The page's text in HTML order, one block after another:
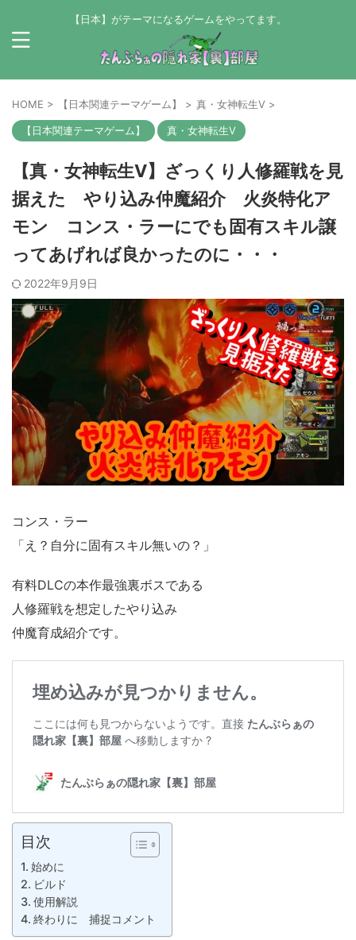
【日本】がテーマになるゲームをやってます。
HOME > 【日本関連テーマゲーム】 > 真・女神転生Ⅴ >
【日本関連テーマゲーム】 真・女神転生Ⅴ
【真・女神転生Ⅴ】ざっくり人修羅戦を見
据えた やり込み仲魔紹介 火炎特化ア
モン コンス・ラーにでも固有スキル譲
ってあげれば良かったのに・・・
2022年9月9日
コンス・ラー
「え？自分に固有スキル無いの？」
有料DLCの本作最強裏ボスである
人修羅戦を想定したやり込み
仲魔育成紹介です。
目次
始めに
ビルド
使用解説
終わりに 捕捉コメント